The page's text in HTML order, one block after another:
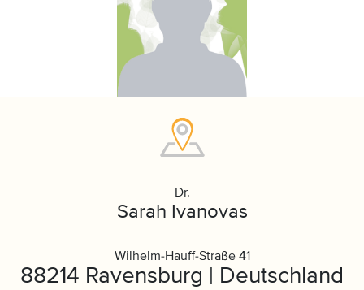
Dr.
Sarah Ivanovas
Wilhelm-Hauff-Straße 41
88214 Ravensburg | Deutschland